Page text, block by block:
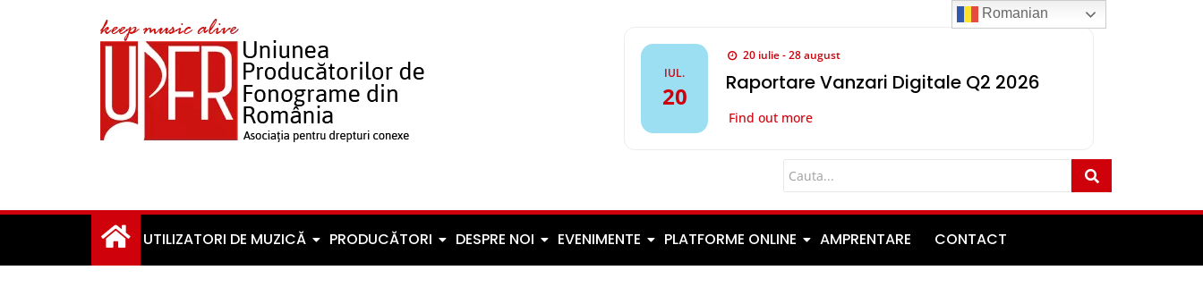
IUL.
20
20 iulie - 28 august
Raportare Vanzari Digitale Q2 2026
Find out more
UTILIZATORI DE MUZICĂ PRODUCĂTORI DESPRE NOI EVENIMENTE PLATFORME ONLINE AMPRENTARE CONTACT
Romanian